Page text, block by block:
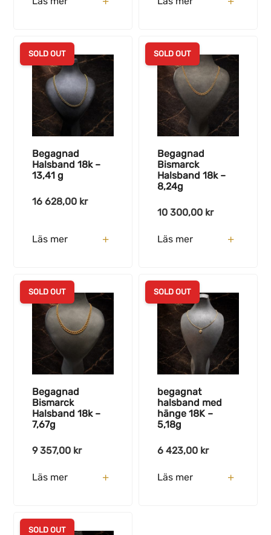
SOLD OUT
Begagnad
Halsband 18k –
13,41 g
16 628,00 kr
Läs mer
SOLD OUT
Begagnad
Bismarck
Halsband 18k –
8,24g
10 300,00 kr
Läs mer
SOLD OUT
Begagnad
Bismarck
Halsband 18k –
7,67g
9 357,00 kr
Läs mer
SOLD OUT
begagnat
halsband med
hänge 18K –
5,18g
6 423,00 kr
Läs mer
SOLD OUT